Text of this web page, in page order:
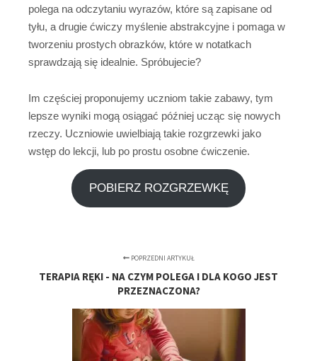
polega na odczytaniu wyrazów, które są zapisane od
tyłu, a drugie ćwiczy myślenie abstrakcyjne i pomaga w
tworzeniu prostych obrazków, które w notatkach
sprawdzają się idealnie. Spróbujecie?
Im częściej proponujemy uczniom takie zabawy, tym
lepsze wyniki mogą osiągać później ucząc się nowych
rzeczy. Uczniowie uwielbiają takie rozgrzewki jako
wstęp do lekcji, lub po prostu osobne ćwiczenie.
POBIERZ ROZGRZEWKĘ
POPRZEDNI ARTYKUŁ
TERAPIA RĘKI - NA CZYM POLEGA I DLA KOGO JEST
PRZEZNACZONA?